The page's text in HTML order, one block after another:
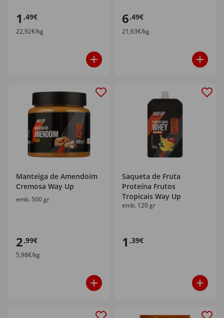
1 ,49€
22,92€/kg
6,49€
21,63€/kg
Manteiga de Amendoim
Cremosa Way Up
emb. 500 gr
2,99€
5,98€/kg
Saqueta de Fruta
Proteína Frutos
Tropicais Way Up
emb. 120 gr
1 ,39€